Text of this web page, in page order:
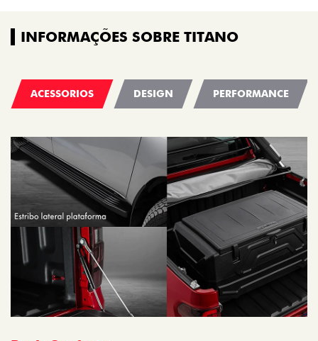
INFORMAÇÕES SOBRE TITANO
ACESSORIOS DESIGN PERFORMANCE